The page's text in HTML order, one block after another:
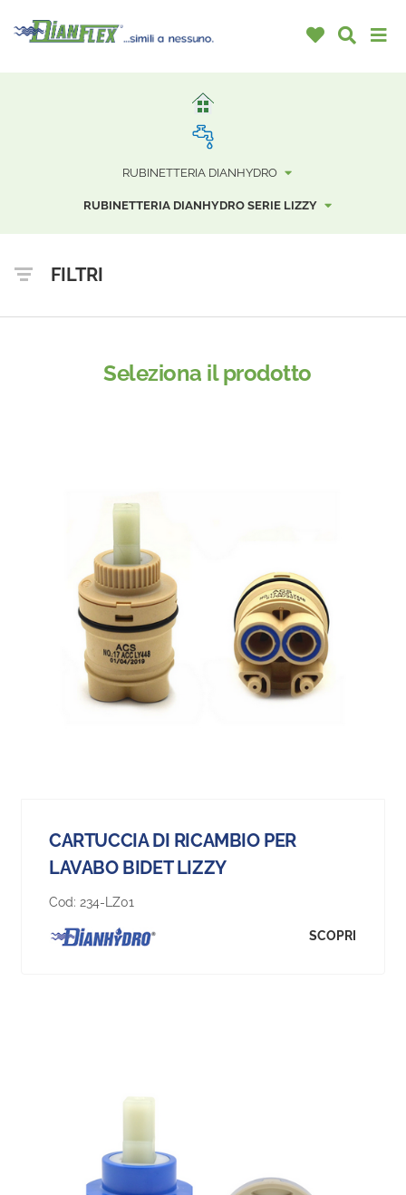
RUBINETTERIA DIANHYDRO
RUBINETTERIA DIANHYDRO SERIE LIZZY
FILTRI
Seleziona il prodotto
CARTUCCIA DI RICAMBIO PER
LAVABO BIDET LIZZY
Cod: 234-LZ01
SCOPRI